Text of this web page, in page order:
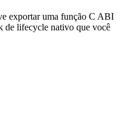
exportar uma função C ABI
de lifecycle nativo que você